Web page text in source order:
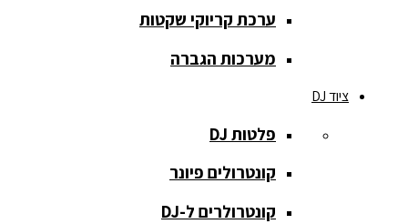
רמקולים
רמקולים
מוגברים
רמקולים
ערכת קריוקי שקטות
מערכות הגברה
ציוד DJ
פלטות DJ
קונטרולים פיונר
קונטרולרים ל-DJ